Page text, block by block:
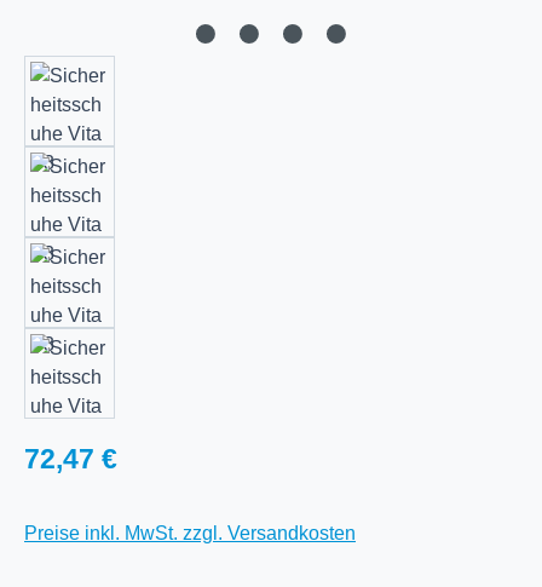
Regulärer Preis:
72,47 €
Preise inkl. MwSt. zzgl. Versandkosten